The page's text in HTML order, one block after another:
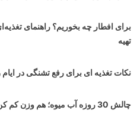
تهیه
نکات تغذیه ای برای رفع تشنگی در
چالش 30 روزه آب میوه؛ هم وزن کم کن و هم بدنت رو سم زدایی کن!